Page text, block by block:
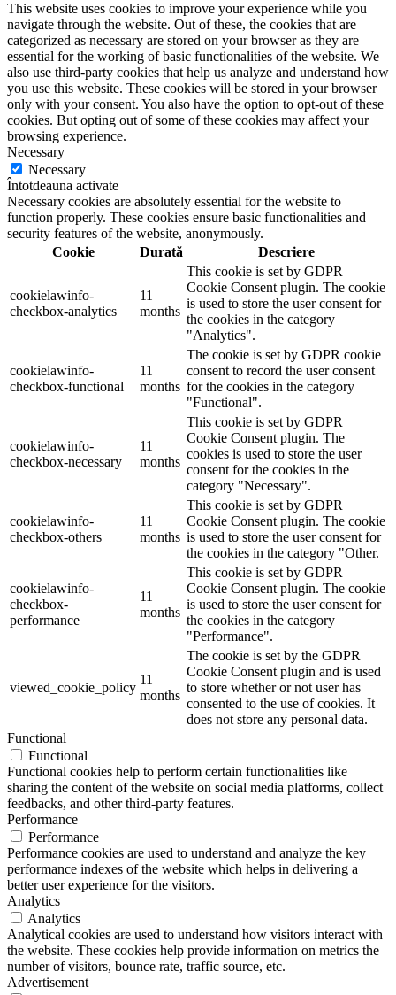
This website uses cookies to improve your experience while you
navigate through the website. Out of these, the cookies that are
categorized as necessary are stored on your browser as they are
essential for the working of basic functionalities of the website. We
also use third-party cookies that help us analyze and understand how
you use this website. These cookies will be stored in your browser
only with your consent. You also have the option to opt-out of these
cookies. But opting out of some of these cookies may affect your
browsing experience.
Necessary
Necessary
Întotdeauna activate
Necessary cookies are absolutely essential for the website to
function properly. These cookies ensure basic functionalities and
security features of the website, anonymously.
Cookie
Durată Descriere
cookielawinfo-
checkbox-analytics
11
months
This cookie is set by GDPR
Cookie Consent plugin. The cookie
is used to store the user consent for
the cookies in the category
"Analytics".
cookielawinfo-
checkbox-functional
11
months
The cookie is set by GDPR cookie
consent to record the user consent
for the cookies in the category
"Functional".
cookielawinfo-
checkbox-necessary
11
months
This cookie is set by GDPR
Cookie Consent plugin. The
cookies is used to store the user
consent for the cookies in the
category "Necessary".
cookielawinfo-
checkbox-others
11
months
This cookie is set by GDPR
Cookie Consent plugin. The cookie
is used to store the user consent for
the cookies in the category "Other.
cookielawinfo-
checkbox-
performance
11
months
This cookie is set by GDPR
Cookie Consent plugin. The cookie
is used to store the user consent for
the cookies in the category
"Performance".
viewed_cookie_policy
11
months
The cookie is set by the GDPR
Cookie Consent plugin and is used
to store whether or not user has
consented to the use of cookies. It
does not store any personal data.
Functional
Functional
Functional cookies help to perform certain functionalities like
sharing the content of the website on social media platforms, collect
feedbacks, and other third-party features.
Performance
Performance
Performance cookies are used to understand and analyze the key
performance indexes of the website which helps in delivering a
better user experience for the visitors.
Analytics
Analytics
Analytical cookies are used to understand how visitors interact with
the website. These cookies help provide information on metrics the
number of visitors, bounce rate, traffic source, etc.
Advertisement